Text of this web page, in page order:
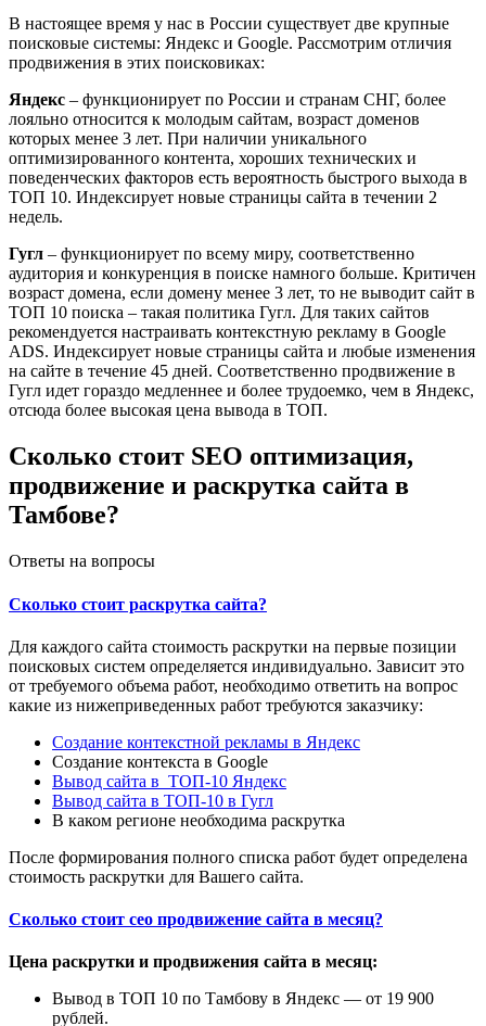
В настоящее время у нас в России существует две крупные
поисковые системы: Яндекс и Google. Рассмотрим отличия
продвижения в этих поисковиках:
Яндекс – функционирует по России и странам СНГ, более
лояльно относится к молодым сайтам, возраст доменов
которых менее 3 лет. При наличии уникального
оптимизированного контента, хороших технических и
поведенческих факторов есть вероятность быстрого выхода в
ТОП 10. Индексирует новые страницы сайта в течении 2
недель.
Гугл – функционирует по всему миру, соответственно
аудитория и конкуренция в поиске намного больше. Критичен
возраст домена, если домену менее 3 лет, то не выводит сайт в
ТОП 10 поиска – такая политика Гугл. Для таких сайтов
рекомендуется настраивать контекстную рекламу в Google
ADS. Индексирует новые страницы сайта и любые изменения
на сайте в течение 45 дней. Соответственно продвижение в
Гугл идет гораздо медленнее и более трудоемко, чем в Яндекс,
отсюда более высокая цена вывода в ТОП.
Сколько стоит SEO оптимизация,
продвижение и раскрутка сайта в
Тамбове?
Ответы на вопросы
Сколько стоит раскрутка сайта?
Для каждого сайта стоимость раскрутки на первые позиции
поисковых систем определяется индивидуально. Зависит это
от требуемого объема работ, необходимо ответить на вопрос
какие из нижеприведенных работ требуются заказчику:
Создание контекстной рекламы в Яндекс
Создание контекста в Google
Вывод сайта в ТОП-10 Яндекс
Вывод сайта в ТОП-10 в Гугл
В каком регионе необходима раскрутка
После формирования полного списка работ будет определена
стоимость раскрутки для Вашего сайта.
Сколько стоит сео продвижение сайта в месяц?
Цена раскрутки и продвижения сайта в месяц:
Вывод в ТОП 10 по Тамбову в Яндекс — от 19 900
рублей.